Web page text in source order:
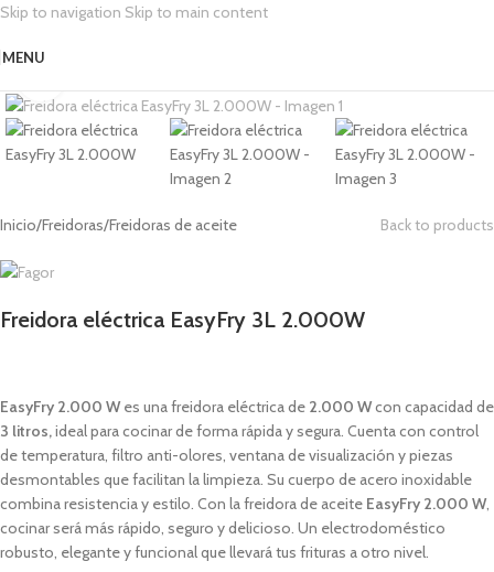
Skip to navigation Skip to main content
MENU
Inicio/Freidoras/Freidoras de aceite Back to products
Freidora eléctrica EasyFry 3L 2.000W
EasyFry 2.000 Wes una freidora eléctrica de 2.000 Wcon capacidad de
3 litros,ideal para cocinar de forma rápida y segura. Cuenta con control
de temperatura, filtro anti-olores, ventana de visualización y piezas
desmontables que facilitan la limpieza. Su cuerpo de acero inoxidable
combina resistencia y estilo. Con la freidora de aceite EasyFry 2.000 W,
cocinar será más rápido, seguro y delicioso. Un electrodoméstico
robusto, elegante y funcional que llevará tus frituras a otro nivel.